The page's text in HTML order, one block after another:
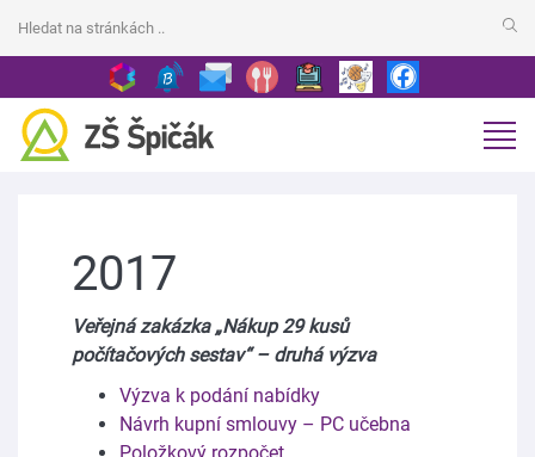
2017
Veřejná zakázka „Nákup 29 kusů
počítačových sestav“ – druhá výzva
Výzva k podání nabídky
Návrh kupní smlouvy – PC učebna